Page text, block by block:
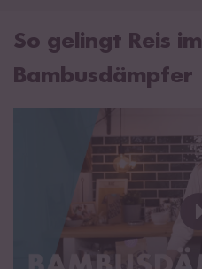
So gelingt Reis im
Bambusdämpfer